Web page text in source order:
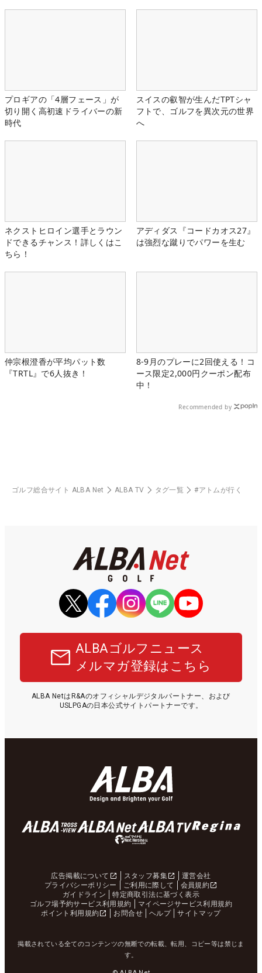
プロギアの「4層フェース」が
切り開く高初速ドライバーの新
時代
スイスの叡智が生んだTPTシャ
フトで、ゴルフを異次元の世界
へ
ネクストヒロイン選手とラウン
ドできるチャンス！詳しくはこ
ちら！
アディダス『コードカオス27』
は強烈な蹴りでパワーを生む
仲宗根澄香が平均パット数
『TRTL』で6人抜き！
8-9月のプレーに2回使える！コ
ース限定2,000円クーポン配布
中！
Recommended by
ゴルフ総合サイト ALBA Net ALBA TV タグ一覧 #アトムが行く
ALBAゴルフニュース
メルマガ登録はこちら
ALBA NetはR&Aのオフィシャルデジタルパートナー、および
USLPGAの日本公式サイトパートナーです。
広告掲載について スタッフ募集
運営会社
プライバシーポリシー
ご利用に際して
会員規約
ガイドライン
特定商取引法に基づく表示
ゴルフ場予約サービス利用規約
マイページサービス利用規約
ポイント利用規約
お問合せ ヘルプ サイトマップ
掲載されている全てのコンテンツの無断での転載、転用、コピー等は禁じま
す。